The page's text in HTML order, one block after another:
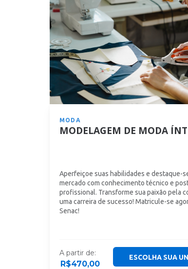
MODA
MODELAGEM DE MODA
Aperfeiçoe suas habilidades e destaque-
mercado com conhecimento técnico e
profissional. Transforme sua paixão pela
uma carreira de sucesso! Matricule-se
Senac!
A partir de:
R$470,00
ESCOLHA SUA